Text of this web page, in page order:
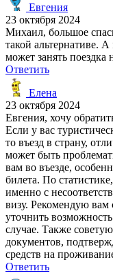
Евгения
23 октября 2024
Михаил, большое
такой альтернативе.
может занять
Ответить
Елена
23 октября 2024
Евгения, хочу
Если у вас
то въезд в страну,
может быть
вам во въезде,
билета. По
именно с
визу. Рекомендую вам
уточнить
случае. Также
документов,
средств на
Ответить